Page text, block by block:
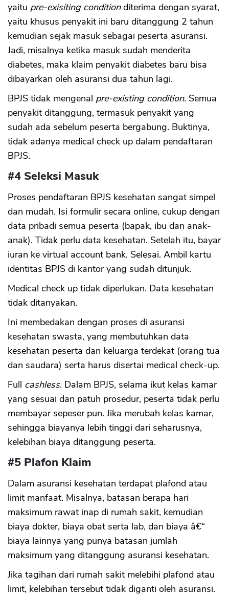
yaitu pre-exisiting conditionditerima dengan syarat,
yaitu khusus penyakit ini baru ditanggung 2 tahun
kemudian sejak masuk sebagai peserta asuransi.
Jadi, misalnya ketika masuk sudah menderita
diabetes, maka klaim penyakit diabetes baru bisa
dibayarkan oleh asuransi dua tahun lagi.
BPJS tidak mengenal pre-existing condition. Semua
penyakit ditanggung, termasuk penyakit yang
sudah ada sebelum peserta bergabung. Buktinya,
tidak adanya medical check up dalam pendaftaran
BPJS.
#4 Seleksi Masuk
Proses pendaftaran BPJS kesehatan sangat simpel
dan mudah. Isi formulir secara online, cukup dengan
data pribadi semua peserta (bapak, ibu dan anak-
anak). Tidak perlu data kesehatan. Setelah itu, bayar
iuran ke virtual account bank. Selesai. Ambil kartu
identitas BPJS di kantor yang sudah ditunjuk.
Medical check up tidak diperlukan. Data kesehatan
tidak ditanyakan.
Ini membedakan dengan proses di asuransi
kesehatan swasta, yang membutuhkan data
kesehatan peserta dan keluarga terdekat (orang tua
dan saudara) serta harus disertai medical check-up.
Full cashless. Dalam BPJS, selama ikut kelas kamar
yang sesuai dan patuh prosedur, peserta tidak perlu
membayar sepeser pun. Jika merubah kelas kamar,
sehingga biayanya lebih tinggi dari seharusnya,
kelebihan biaya ditanggung peserta.
#5 Plafon Klaim
Dalam asuransi kesehatan terdapat plafond atau
limit manfaat. Misalnya, batasan berapa hari
maksimum rawat inap di rumah sakit, kemudian
biaya dokter, biaya obat serta lab, dan biaya â€“
biaya lainnya yang punya batasan jumlah
maksimum yang ditanggung asuransi kesehatan.
Jika tagihan dari rumah sakit melebihi plafond atau
limit, kelebihan tersebut tidak diganti oleh asuransi.